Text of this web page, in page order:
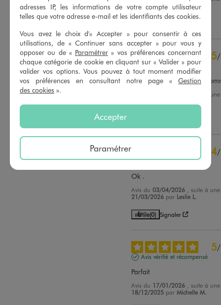
Basé sur 64
avis soumis à un
contrôle
5étoiles
47
4étoiles
16
3étoiles
1
0
1étoile
Trier les avis
01/07/2026 parM.D.
5/
Avis vérifié et récompensé
La qualité top et sa taille
, suite à
4/
Avis vérifié et récompensé
Ok .
Avis du03/04/2026
, suite à
21/03/2026 par Leslie L.
Utile(0) Signaler
5/
Avis vérifié et récompensé
Parfait
Avis du 17/01/2026
, suite à
18/12/2025 parMichelle M.
adresses IP, les informations de votre compte utilisateur
telles que votre adresse e-mail et les identifiants des cookies.
Vous avez le choix d'« Accepter » pour consentir à ces
utilisations, de « Continuer sans accepter » pour vous y
opposer ou de « Paramétrer » vos préférences concernant
chaque catégorie de cookie en cliquant sur « Valider » pour
valider vos options. Vous pouvez à tout moment modifier
vos préférences en consultant notre page « Gestion
des cookies ».
Accepter
Paramétrer